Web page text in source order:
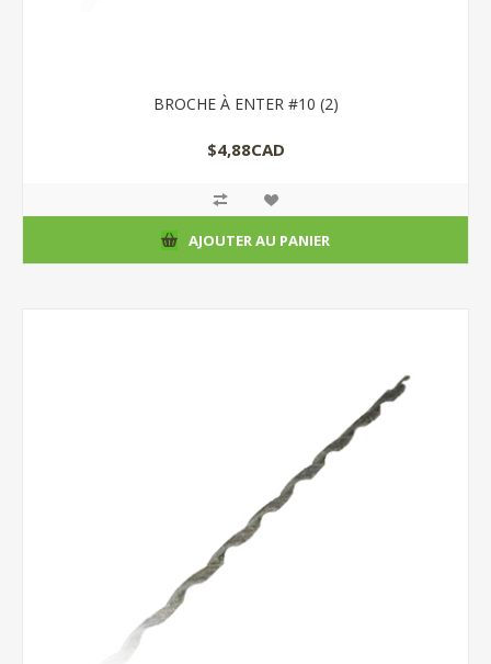
BROCHE À ENTER #10 (2)
$4,88CAD
AJOUTER AU PANIER